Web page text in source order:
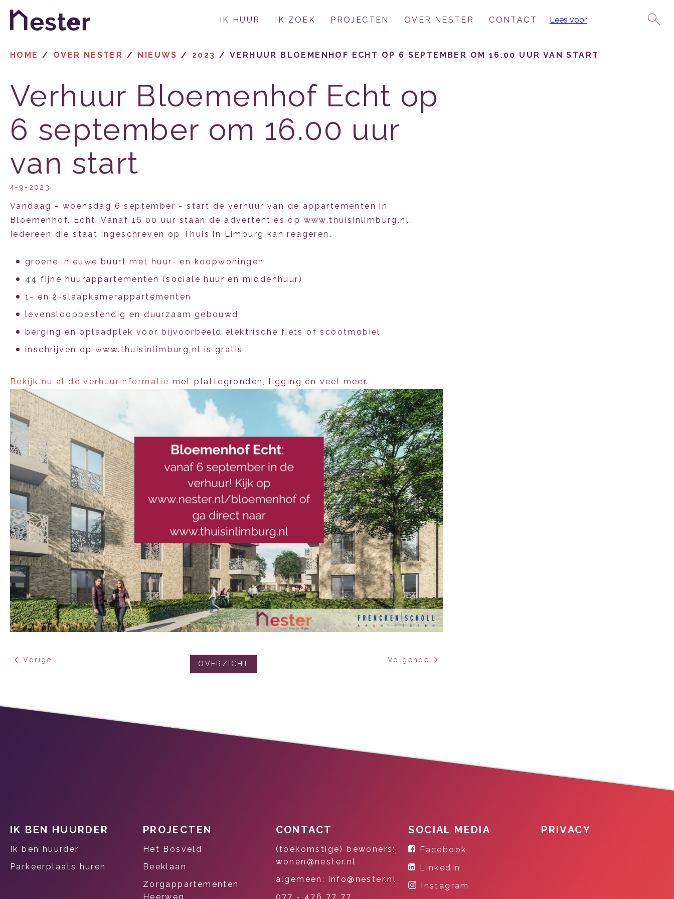
Naar de homepage
IK HUUR IK ZOEK PROJECTEN OVER NESTER CONTACT Lees voor
HOME OVER NESTER NIEUWS 2023 VERHUUR BLOEMENHOF ECHT OP 6 SEPTEMBER OM 16.00 UUR VAN START
Verhuur Bloemenhof Echt op
6 september om 16.00 uur
van start
4-9-2023
Vandaag - woensdag 6 september - start de verhuur van de appartementen in
Bloemenhof, Echt. Vanaf 16.00 uur staan de advertenties op www.thuisinlimburg.nl.
Iedereen die staat ingeschreven op Thuis in Limburg kan reageren.
groene, nieuwe buurt met huur- en koopwoningen
44 fijne huurappartementen (sociale huur en middenhuur)
1- en 2-slaapkamerappartementen
levensloopbestendig en duurzaam gebouwd
berging en oplaadplek voor bijvoorbeeld elektrische fiets of scootmobiel
inschrijven op www.thuisinlimburg,nl is gratis
Bekijk nu al de verhuurinformatie met plattegronden, ligging en veel meer.
Volgende
OVERZICHT
Vorige
Contactinformatie
IK BEN HUURDER
Ik ben huurder
Parkeerplaats huren
PROJECTEN
Het Bösveld
Beeklaan
Zorgappartementen
Heerweg
CONTACT
(toekomstige) bewoners:
wonen@nester.nl
algemeen: info@nester.nl
077 - 476 77 77
SOCIAL MEDIA
Facebook
LinkedIn
Instagram
PRIVACY